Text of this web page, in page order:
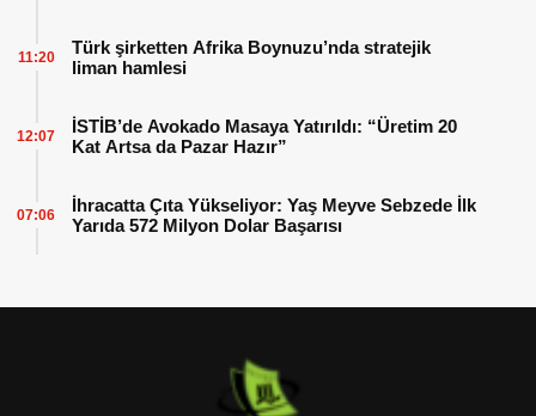
Türk şirketten Afrika Boynuzu’nda stratejik
liman hamlesi
11:20
İSTİB’de Avokado Masaya Yatırıldı: “Üretim 20
Kat Artsa da Pazar Hazır”
12:07
İhracatta Çıta Yükseliyor: Yaş Meyve Sebzede İlk
Yarıda 572 Milyon Dolar Başarısı
07:06